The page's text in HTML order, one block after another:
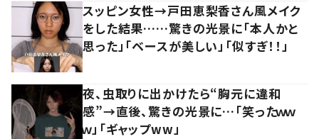
スッピン女性→戸田恵梨香さん風メイク
をした結果……驚きの光景に「本人かと
思った」「ベースが美しい」「似すぎ！！」
夜、虫取りに出かけたら“胸元に違和
感”→直後、驚きの光景に…「笑ったｗｗ
ｗ」「ギャップww」